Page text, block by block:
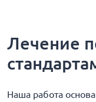
Лечение
Наша работа